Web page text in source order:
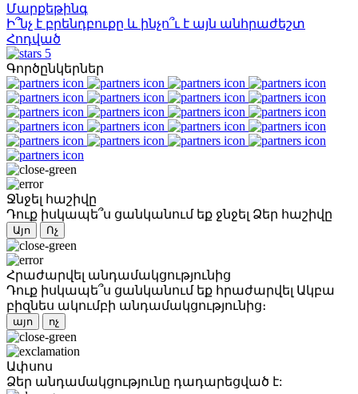
Մարքեթինգ
Ի՞նչ է բրենդբուքը և ինչո՞ւ է այն անհրաժեշտ
Հոդված
5
Գործընկերներ
Ջնջել հաշիվը
Դուք իսկապե՞ս ցանկանում եք ջնջել Ձեր հաշիվը
Այո Ոչ
Հրաժարվել անդամակցությունից
Դուք իսկապե՞ս ցանկանում եք հրաժարվել Ակբա
բիզնես ակումբի անդամակցությունից։
այո ոչ
Ափսոս
Ձեր անդամակցությունը դադարեցված է: